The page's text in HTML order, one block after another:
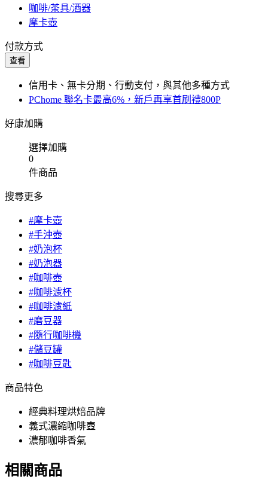
咖啡/茶具/酒器
摩卡壺
付款方式
查看
信用卡、無卡分期、行動支付，與其他多種方式
PChome 聯名卡最高6%，新戶再享首刷禮800P
好康加購
選擇加購
0
件商品
搜尋更多
#摩卡壺
#手沖壺
#奶泡杯
#奶泡器
#咖啡壺
#咖啡濾杯
#咖啡濾紙
#磨豆器
#隨行咖啡機
#儲豆罐
#咖啡豆匙
商品特色
經典料理烘焙品牌
義式濃縮咖啡壺
濃郁咖啡香氣
相關商品